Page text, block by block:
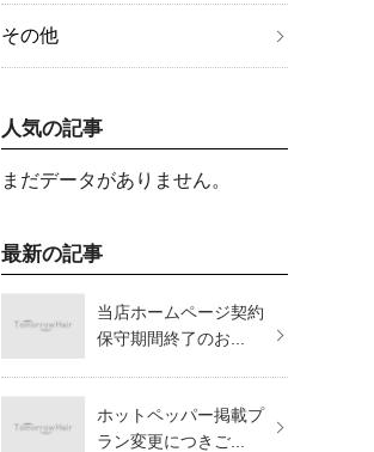
その他
人気の記事
まだデータがありません。
最新の記事
当店ホームページ契約
保守期間終了のお...
ホットペッパー掲載プ
ラン変更につきご...